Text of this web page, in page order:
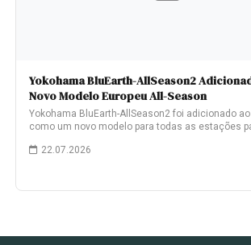
Yokohama BluEarth-AllSeason2
Novo Modelo Europeu All-Season
Yokohama BluEarth-AllSeason2 foi adicionado
como um novo modelo para todas as estações
22.07.2026